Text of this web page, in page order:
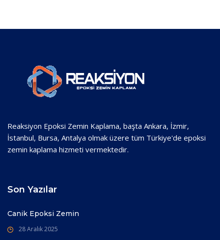
Reaksiyon Epoksi Zemin Kaplama, başta Ankara, İzmir,
İstanbul, Bursa, Antalya olmak üzere tüm Türkiye'de epoksi
zemin kaplama hizmeti vermektedir.
Son Yazılar
Canik Epoksi Zemin
28 Aralık 2025